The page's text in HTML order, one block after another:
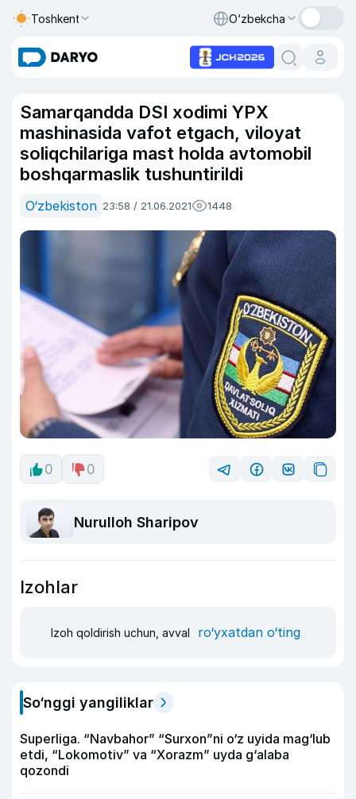
Toshkent O‘zbekcha
Samarqandda DSI xodimi YPX
mashinasida vafot etgach, viloyat
soliqchilariga mast holda avtomobil
boshqarmaslik tushuntirildi
O‘zbekiston 23:58 / 21.06.2021 1448
0 0
Nurulloh Sharipov
Izohlar
Izoh qoldirish uchun, avval ro‘yxatdan o‘ting
So‘nggi yangiliklar
Superliga. “Navbahor” “Surxon”ni o‘z uyida mag‘lub
etdi, “Lokomotiv” va “Xorazm” uyda g‘alaba
qozondi